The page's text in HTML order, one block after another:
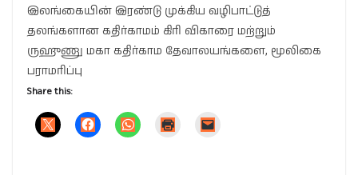
இலங்கையின் இரண்டு முக்கிய வழிபாட்டுத்
தலங்களான கதிர்காமம் கிரி விகாரை மற்றும்
ருஹுணு மகா கதிர்காம தேவாலயங்களை, மூலிகை
பராமரிப்பு
Share this: